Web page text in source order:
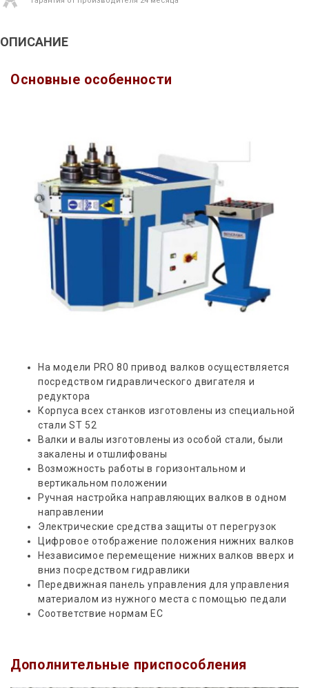
ОПИСАНИЕ
Основные особенности
На модели PRO 80 привод валков осуществляется
посредством гидравлического двигателя и
редуктора
Корпуса всех станков изготовлены из специальной
стали SТ 52
Валки и валы изготовлены из особой стали, были
закалены и отшлифованы
Возможность работы в горизонтальном и
вертикальном положении
Ручная настройка направляющих валков в одном
направлении
Электрические средства защиты от перегрузок
Цифровое отображение положения нижних валков
Независимое перемещение нижних валков вверх и
вниз посредством гидравлики
Передвижная панель управления для управления
материалом из нужного места с помощью педали
Соответствие нормам ЕС
Дополнительные приспособления